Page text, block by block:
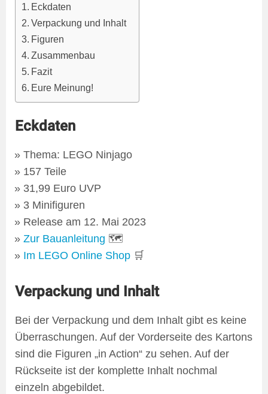
Eckdaten
Verpackung und Inhalt
Figuren
Zusammenbau
Fazit
Eure Meinung!
Eckdaten
Thema: LEGO Ninjago
157 Teile
31,99 Euro UVP
3 Minifiguren
Release am 12. Mai 2023
Zur Bauanleitung 🗺
Im LEGO Online Shop 🛒
Verpackung und Inhalt
Bei der Verpackung und dem Inhalt gibt es keine
Überraschungen. Auf der Vorderseite des Kartons
sind die Figuren „in Action“ zu sehen. Auf der
Rückseite ist der komplette Inhalt nochmal
einzeln abgebildet.